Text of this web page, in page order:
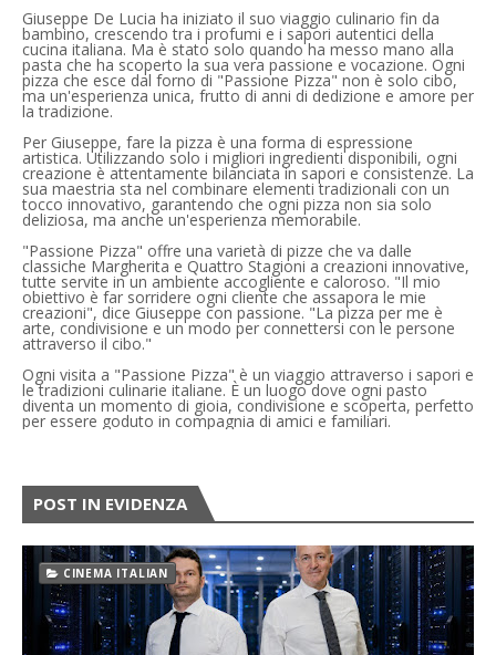
Giuseppe De Lucia ha iniziato il suo viaggio culinario fin da
bambino, crescendo tra i profumi e i sapori autentici della
cucina italiana. Ma è stato solo quando ha messo mano alla
pasta che ha scoperto la sua vera passione e vocazione. Ogni
pizza che esce dal forno di "Passione Pizza" non è solo cibo,
ma un'esperienza unica, frutto di anni di dedizione e amore per
la tradizione.
Per Giuseppe, fare la pizza è una forma di espressione
artistica. Utilizzando solo i migliori ingredienti disponibili, ogni
creazione è attentamente bilanciata in sapori e consistenze. La
sua maestria sta nel combinare elementi tradizionali con un
tocco innovativo, garantendo che ogni pizza non sia solo
deliziosa, ma anche un'esperienza memorabile.
"Passione Pizza" offre una varietà di pizze che va dalle
classiche Margherita e Quattro Stagioni a creazioni innovative,
tutte servite in un ambiente accogliente e caloroso. "Il mio
obiettivo è far sorridere ogni cliente che assapora le mie
creazioni", dice Giuseppe con passione. "La pizza per me è
arte, condivisione e un modo per connettersi con le persone
attraverso il cibo."
Ogni visita a "Passione Pizza" è un viaggio attraverso i sapori e
le tradizioni culinarie italiane. È un luogo dove ogni pasto
diventa un momento di gioia, condivisione e scoperta, perfetto
per essere goduto in compagnia di amici e familiari.
POST IN EVIDENZA
CINEMA ITALIAN